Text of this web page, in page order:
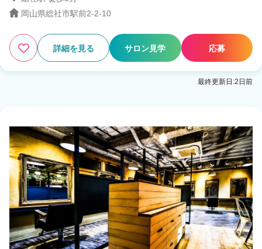
岡山県総社市駅前2-2-10
詳細を見る サロン見学 応募
最終更新日:2日前